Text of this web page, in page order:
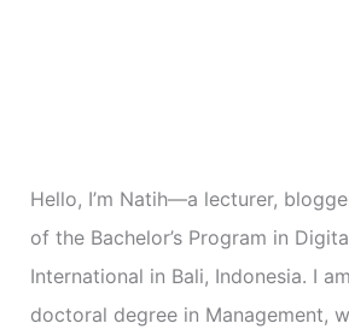
Hello, I’m Natih—a lecturer,
of the Bachelor’s Program in
International in Bali, Indonesia. I
doctoral degree in Management,